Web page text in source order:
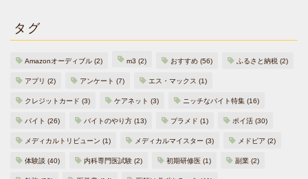
タグ
Amazonオーディブル (2) m3 (2) おすすめ (56) ふるさと納税 (2)
アプリ (2) アンケート (7) エス・マックス (1)
クレジットカード (3) ケアネット (3) ニッチなバイト特集 (16)
バイト (26) バイトのやり方 (13) プラメド (1) ポイ活 (30)
メディカルトリビューン (1) メディカルマイスター (3) メドピア (2)
体験談 (40) 内科専門医試験 (2) 初期研修医 (1) 副業 (2)